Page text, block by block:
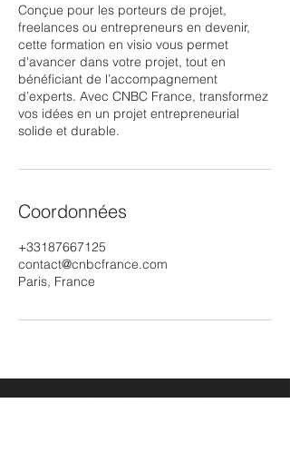
Conçue pour les porteurs de projet,
freelances ou entrepreneurs en devenir,
cette formation en visio vous permet
d'avancer dans votre projet, tout en
bénéficiant de l’accompagnement
d’experts. Avec CNBC France, transformez
vos idées en un projet entrepreneurial
solide et durable.
Coordonnées
+33187667125
contact@cnbcfrance.com
Paris, France
CNBC France